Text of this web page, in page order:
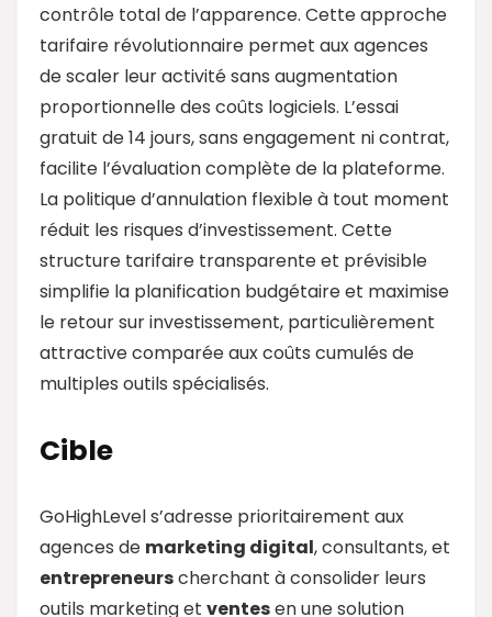
contrôle total de l’apparence. Cette approche
tarifaire révolutionnaire permet aux agences
de scaler leur activité sans augmentation
proportionnelle des coûts logiciels. L’essai
gratuit de 14 jours, sans engagement ni contrat,
facilite l’évaluation complète de la plateforme.
La politique d’annulation flexible à tout moment
réduit les risques d’investissement. Cette
structure tarifaire transparente et prévisible
simplifie la planification budgétaire et maximise
le retour sur investissement, particulièrement
attractive comparée aux coûts cumulés de
multiples outils spécialisés.
Cible
GoHighLevel s’adresse prioritairement aux
agences de marketing digital, consultants, et
entrepreneurscherchant à consolider leurs
outils marketing et ventesen une solution